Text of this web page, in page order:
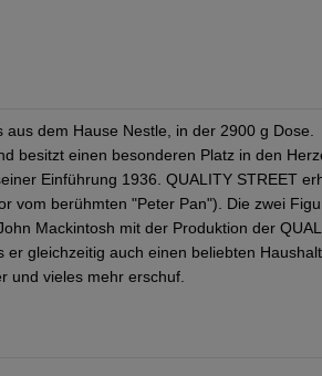
dem Hause Nestle, in der 2900 g Dose.
besitzt einen besonderen Platz in den
Einführung 1936. QUALITY STREET
vom berühmten "Peter Pan"). Die zwei
Mackintosh mit der Produktion der
gleichzeitig auch einen beliebten
und vieles mehr erschuf.